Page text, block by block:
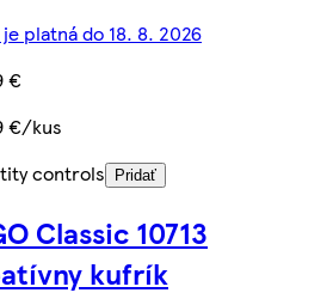
platná do 18. 8. 2026
€
€/kus
controls
Pridať
Classic 10713
kufrík